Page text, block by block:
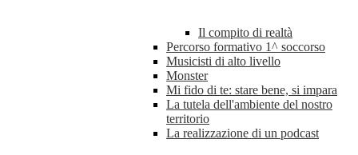
Il compito di realtà
Percorso formativo 1^ soccorso
Musicisti di alto livello
Monster
Mi fido di te: stare bene, si impara
La tutela dell'ambiente del nostro
territorio
La realizzazione di un podcast